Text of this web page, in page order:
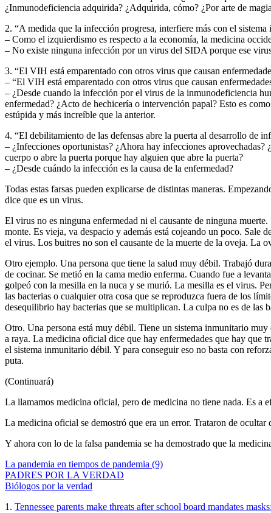
¿Inmunodeficiencia adquirida? ¿Adquirida, cómo? ¿Por arte de
2. “A medida que la infección progresa, interfiere más con el
– Como el izquierdismo es respecto a la economía, la medicina
– No existe ninguna infección por un virus del SIDA porque ese
3. “El VIH está emparentado con otros virus que causan
– “El VIH está emparentado con otros virus que causan
– ¿Desde cuando la infección por el virus de la inmunodeficiencia
enfermedad? ¿Acto de hechicería o intervención papal? Esto es
estúpida y más increíble que la anterior.
4. “El debilitamiento de las defensas abre la puerta al desarrollo de
– ¿Infecciones oportunistas? ¿Ahora hay infecciones
cuerpo o abre la puerta porque hay alguien que abre la puerta?
– ¿Desde cuándo la infección es la causa de la enfermedad?
Todas estas farsas pueden explicarse de distintas maneras.
dice que es un virus.
El virus no es ninguna enfermedad ni el causante de ninguna
monte. Es vieja, va despacio y además está cojeando un poco.
el virus. Los buitres no son el causante de la muerte de la oveja. La
Otro ejemplo. Una persona que tiene la salud muy débil. Trabajó
de cocinar. Se metió en la cama medio enferma. Cuando fue a
golpeó con la mesilla en la nuca y se murió. La mesilla es el virus.
las bacterias o cualquier otra cosa que se reproduzca fuera de los
desequilibrio hay bacterias que se multiplican. La culpa no es de las
Otro. Una persona está muy débil. Tiene un sistema inmunitario
a raya. La medicina oficial dice que hay enfermedades que hay que
el sistema inmunitario débil. Y para conseguir eso no basta con
puta.
(Continuará)
La llamamos medicina oficial, pero de medicina no tiene nada. Es a
La medicina oficial se demostró que era un error. Trataron de
Y ahora con lo de la falsa pandemia se ha demostrado que la
La pandemia en tiempos de pandemia (9)
PADRES POR LA VERDAD
Biólogos por la verdad
1. Tennessee parents make threats after school board mandates